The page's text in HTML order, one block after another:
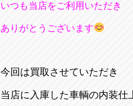
いつも当店をご利用いただき
ありがとうございます
今回は買取させていただき
当店に入庫した車輌の内装仕